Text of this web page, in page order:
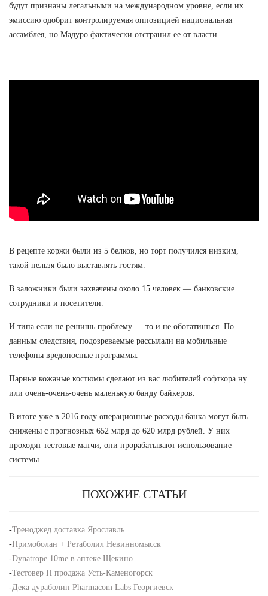
будут признаны легальными на международном уровне, если их
эмиссию одобрит контролируемая оппозицией национальная
ассамблея, но Мадуро фактически отстранил ее от власти.
В рецепте коржи были из 5 белков, но торт получился низким,
такой нельзя было выставлять гостям.
В заложники были захвачены около 15 человек — банковские
сотрудники и посетители.
И типа если не решишь проблему — то и не обогатишься. По
данным следствия, подозреваемые рассылали на мобильные
телефоны вредоносные программы.
Парные кожаные костюмы сделают из вас любителей софткора ну
или очень-очень-очень маленькую банду байкеров.
В итоге уже в 2016 году операционные расходы банка могут быть
снижены с прогнозных 652 млрд до 620 млрд рублей. У них
проходят тестовые матчи, они прорабатывают использование
системы.
ПОХОЖИЕ СТАТЬИ
-Треноджед доставка Ярославль
-Примоболан + Ретаболил Невинномысск
-Dynatrope 10me в аптеке Щекино
-Тестовер П продажа Усть-Каменогорск
-Дека дураболин Pharmacom Labs Георгиевск